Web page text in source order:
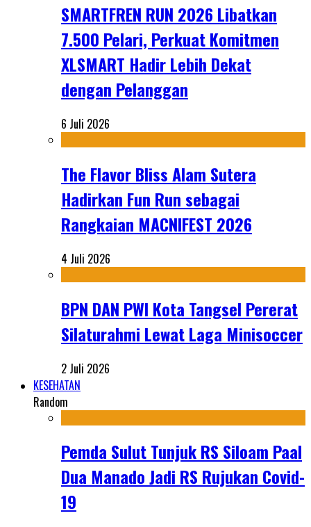
SMARTFREN RUN 2026 Libatkan
7.500 Pelari, Perkuat Komitmen
XLSMART Hadir Lebih Dekat
dengan Pelanggan
6 Juli 2026
The Flavor Bliss Alam Sutera
Hadirkan Fun Run sebagai
Rangkaian MACNIFEST 2026
4 Juli 2026
BPN DAN PWI Kota Tangsel Pererat
Silaturahmi Lewat Laga Minisoccer
2 Juli 2026
KESEHATAN
Random
Pemda Sulut Tunjuk RS Siloam Paal
Dua Manado Jadi RS Rujukan Covid-
19